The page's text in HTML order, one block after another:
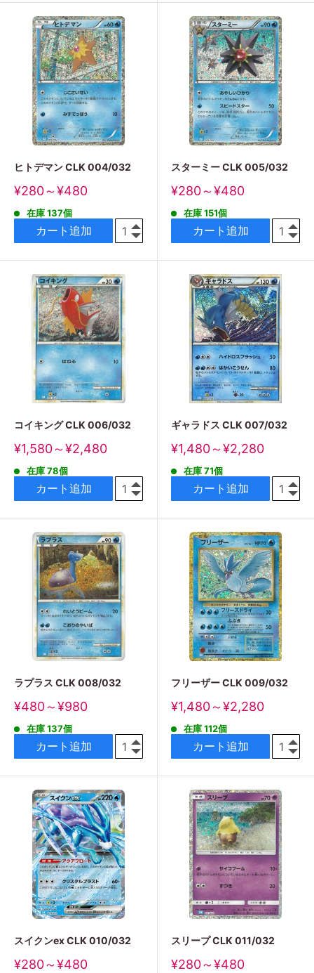
ヒトデマン CLK 004/032
販
価
¥280～¥480
在庫 137個
カート追加
スターミー CLK 005/032
販
価
¥280～¥480
在庫 151個
カート追加
コイキング CLK 006/032
販
価
¥1,580～¥2,480
在庫 78個
カート追加
ギャラドス CLK 007/032
販
価
¥1,480～¥2,280
在庫 71個
カート追加
ラプラス CLK 008/032
販
価
¥480～¥980
在庫 137個
カート追加
フリーザー CLK 009/032
販
価
¥1,480～¥2,280
在庫 112個
カート追加
スイクンex CLK 010/032
販
¥280～¥480
スリープ CLK 011/032
販
¥280～¥480